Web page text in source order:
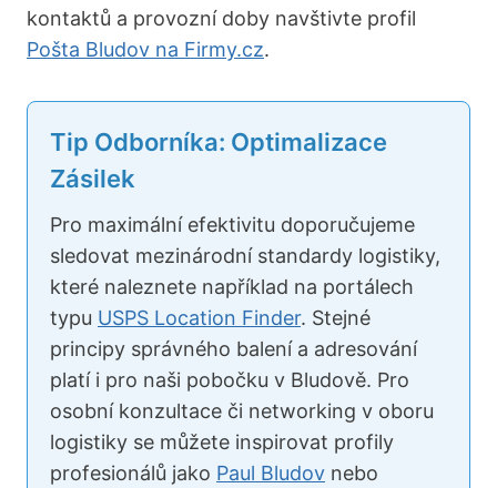
kontaktů a provozní doby navštivte profil
Pošta Bludov na Firmy.cz.
Tip Odborníka: Optimalizace
Zásilek
Pro maximální efektivitu doporučujeme
sledovat mezinárodní standardy logistiky,
které naleznete například na portálech
typu USPS Location Finder. Stejné
principy správného balení a adresování
platí i pro naši pobočku v Bludově. Pro
osobní konzultace či networking v oboru
logistiky se můžete inspirovat profily
profesionálů jako Paul Bludov nebo